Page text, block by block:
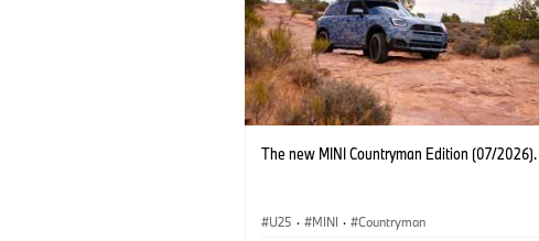
The new MINI Countryman Edition (07/2026).
U25 · MINI · Countryman